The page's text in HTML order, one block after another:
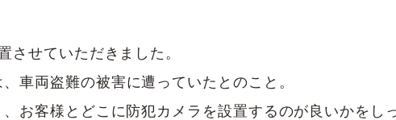
させていただきました。
車両盗難の被害に遭っていたとのこと。
お客様とどこに防犯カメラを設置するのが良いかをし